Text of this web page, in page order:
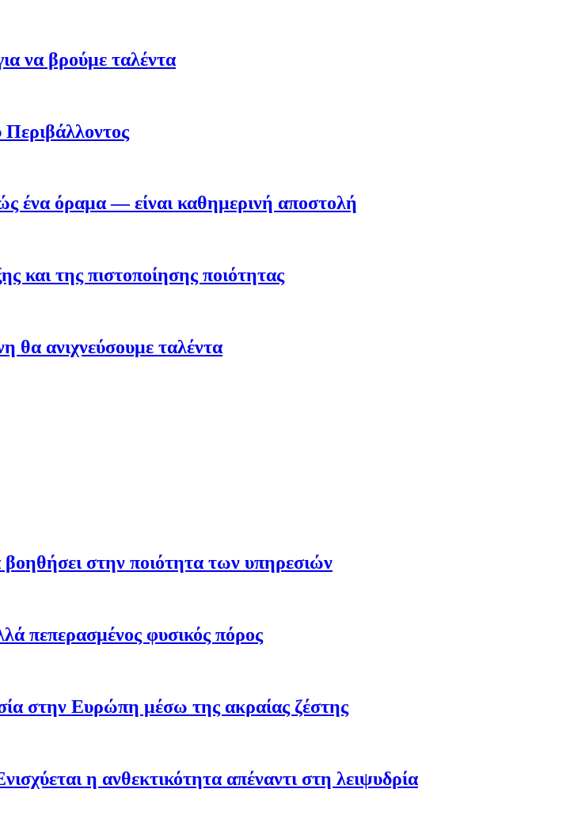
να βρούμε ταλέντα
Περιβάλλοντος
ένα όραμα — είναι καθημερινή αποστολή
της πιστοποίησης ποιότητας
ανιχνεύσουμε ταλέντα
στην ποιότητα των υπηρεσιών
πεπερασμένος φυσικός πόρος
στην Ευρώπη μέσω της ακραίας ζέστης
η ανθεκτικότητα απέναντι στη λειψυδρία